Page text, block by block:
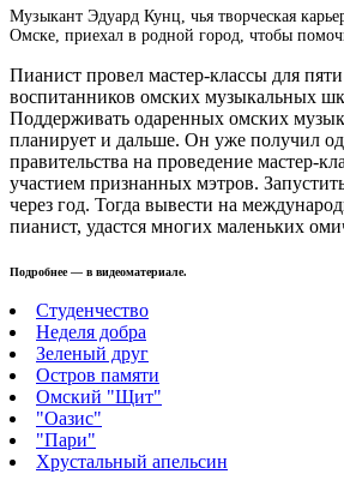
Музыкант Эдуард Кунц, чья творческая
Омске, приехал в родной город, чтобы
Пианист провел мастер-классы для
воспитанников омских музыкальных
Поддерживать одаренных омских
планирует и дальше. Он уже получил
правительства на проведение мастер-
участием признанных мэтров.
через год. Тогда вывести на
пианист, удастся многих маленьких
Подробнее — в видеоматериале.
Студенчество
Неделя добра
Зеленый друг
Остров памяти
Омский "Щит"
"Оазис"
"Пари"
Хрустальный апельсин